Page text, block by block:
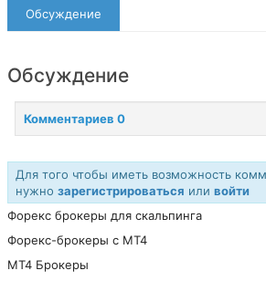
Обсуждение
Обсуждение
Комментариев 0
Для того чтобы иметь возможность
нужно зарегистрироваться или войти
Форекс брокеры для скальпинга
Форекс-брокеры с MT4
МТ4 Брокеры